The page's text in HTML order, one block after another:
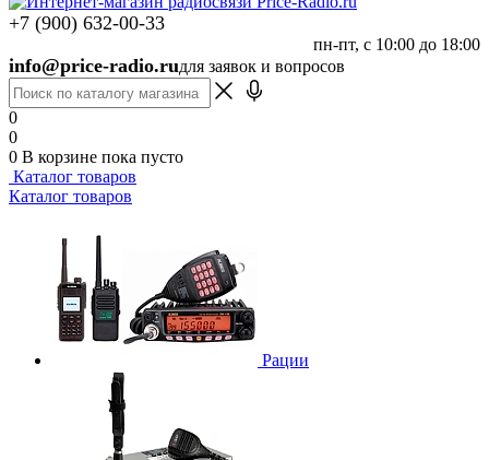
+7 (900) 632-00-33
пн-пт, с 10:00 до 18:00
info@price-radio.ruдля заявок и вопросов
0
0
0 В корзине пока пусто
Каталог товаров
Каталог товаров
Рации